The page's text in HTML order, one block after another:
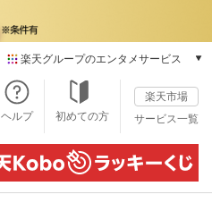
楽天グループのエンタメサービス
本/ゲーム/CD/DVD
楽天ブックス
電子書籍
楽天Kobo
雑誌読み放題
ヘルプ 初めての方
楽天市場
サービス一覧